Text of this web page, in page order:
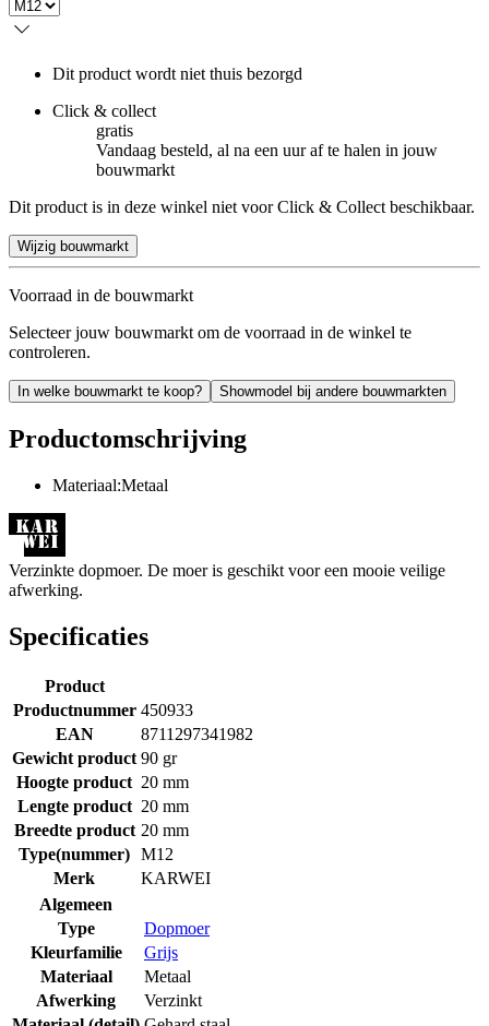
Dit product wordt niet thuis bezorgd
Click & collect
gratis
Vandaag besteld, al na een uur af te halen in jouw
bouwmarkt
Dit product is in deze winkel niet voor Click & Collect beschikbaar.
Wijzig bouwmarkt
Voorraad in de bouwmarkt
Selecteer jouw bouwmarkt om de voorraad in de winkel te
controleren.
In welke bouwmarkt te koop? Showmodel bij andere bouwmarkten
Productomschrijving
Materiaal:Metaal
Verzinkte dopmoer. De moer is geschikt voor een mooie veilige
afwerking.
Specificaties
Product
Productnummer 450933
EAN
8711297341982
Gewicht product 90 gr
Hoogte product 20 mm
Lengte product 20 mm
Breedte product 20 mm
Type(nummer) M12
Merk
KARWEI
Algemeen
Type
Dopmoer
Kleurfamilie
Grijs
Materiaal
Metaal
Afwerking
Verzinkt